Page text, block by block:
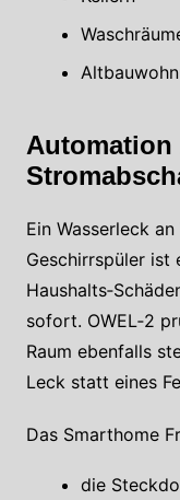
Automation
Ein Wasserleck
Geschirrspüler ist
sofort. OWEL‑2
Raum ebenfalls
Leck statt eines
Das Smarthome
die